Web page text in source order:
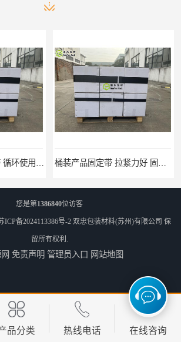
包材 托盘打包绑带 固永包材
您是第1386840位访客
ICP备2024113386号-2 双忠包装材料(苏州)有限公司 保
留所有权利.
免责声明 管理员入口 网站地图
品分类 热线电话 在线咨询